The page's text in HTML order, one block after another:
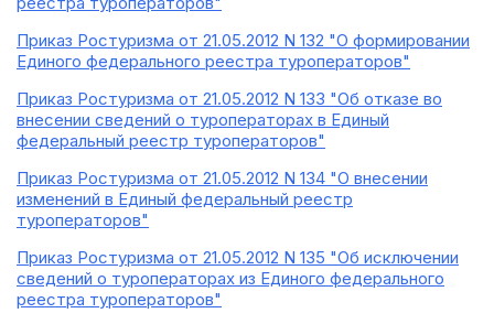
Приказ Ростуризма от 21.05.2012 N 132 "О формировании
Единого федерального реестра туроператоров"
Приказ Ростуризма от 21.05.2012 N 133 "Об отказе во
внесении сведений о туроператорах в Единый
федеральный реестр туроператоров"
Приказ Ростуризма от 21.05.2012 N 134 "О внесении
изменений в Единый федеральный реестр
туроператоров"
Приказ Ростуризма от 21.05.2012 N 135 "Об исключении
сведений о туроператорах из Единого федерального
реестра туроператоров"